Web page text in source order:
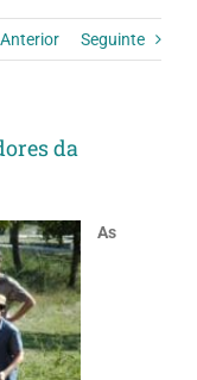
Anterior Seguinte
da
As